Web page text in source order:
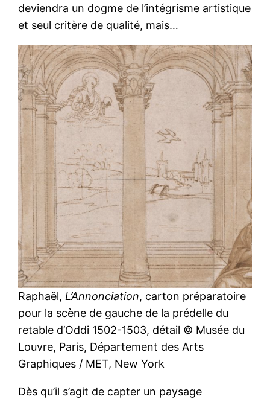
deviendra un dogme de l’intégrisme artistique
et seul critère de qualité, mais…
Raphaël, L’Annonciation, carton préparatoire
pour la scène de gauche de la prédelle du
retable d’Oddi 1502-1503, détail © Musée du
Louvre, Paris, Département des Arts
Graphiques / MET, New York
Dès qu’il s’agit de capter un paysage